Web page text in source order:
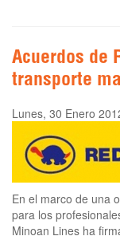
Acuerdos de
transporte
Lunes, 30 Enero
En el marco de una
para los
Minoan Lines ha